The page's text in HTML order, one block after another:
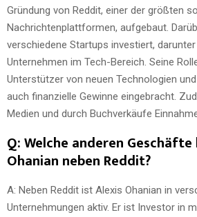
Gründung von Reddit, einer der größten
Nachrichtenplattformen, aufgebaut.
verschiedene Startups investiert,
Unternehmen im Tech-Bereich. Seine
Unterstützer von neuen Technologien
auch finanzielle Gewinne eingebracht.
Medien und durch Buchverkäufe
Q: Welche anderen
Ohanian neben Reddit?
A: Neben Reddit ist Alexis Ohanian in
Unternehmungen aktiv. Er ist Investor in